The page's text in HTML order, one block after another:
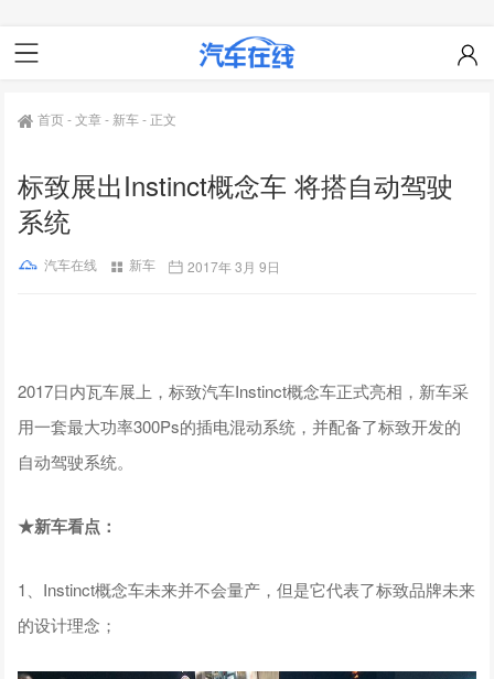
首页-文章- 新车- 正文
标致展出Instinct概念车 将搭自动驾驶
系统
汽车在线 新车 2017年 3月 9日
2017日内瓦车展上，标致汽车Instinct概念车正式亮相，新车采
用一套最大功率300Ps的插电混动系统，并配备了标致开发的
自动驾驶系统。
★新车看点：
1、Instinct概念车未来并不会量产，但是它代表了标致品牌未来
的设计理念；